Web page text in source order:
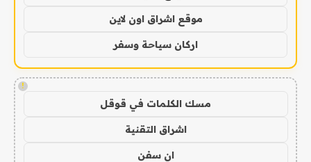
موقع اشراق اون لاين
اركان سياحة وسفر
!
مسك الكلمات في قوقل
اشراق التقنية
ان سفن